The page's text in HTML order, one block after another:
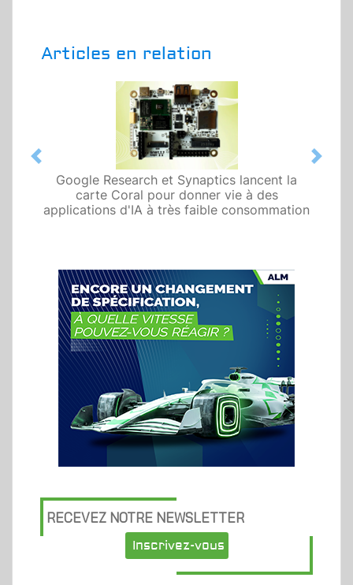
Articles en relation
Google Research et Synaptics lancent la
carte Coral pour donner vie à des
applications d'IA à très faible consommation
Previous Next
RECEVEZ NOTRE NEWSLETTER
Inscrivez-vous